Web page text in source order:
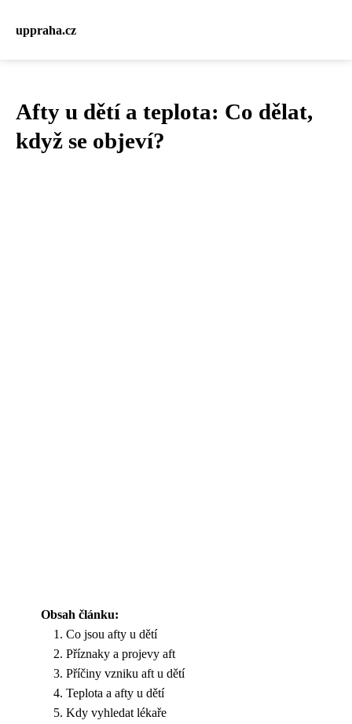
uppraha.cz
Afty u dětí a teplota: Co dělat,
když se objeví?
Obsah článku:
Co jsou afty u dětí
Příznaky a projevy aft
Příčiny vzniku aft u dětí
Teplota a afty u dětí
Kdy vyhledat lékaře